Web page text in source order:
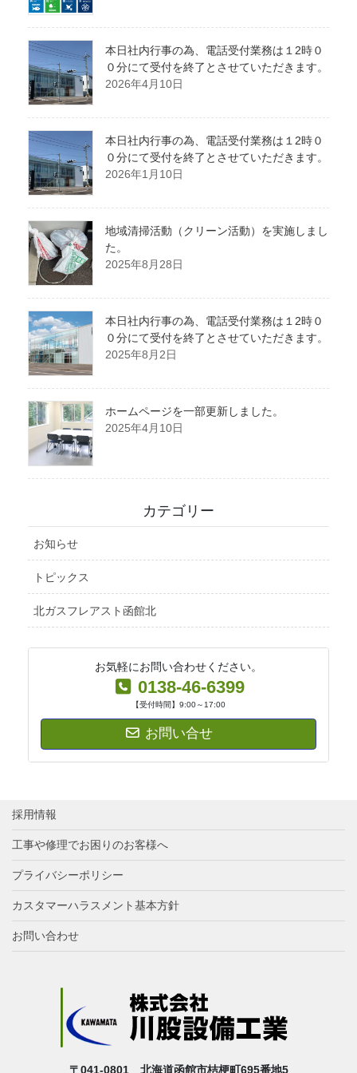
本日社内行事の為、電話受付業務は１2時０
０分にて受付を終了とさせていただきます。
2026年4月10日
本日社内行事の為、電話受付業務は１2時０
０分にて受付を終了とさせていただきます。
2026年1月10日
地域清掃活動（クリーン活動）を実施しまし
た。
2025年8月28日
本日社内行事の為、電話受付業務は１2時０
０分にて受付を終了とさせていただきます。
2025年8月2日
ホームページを一部更新しました。
2025年4月10日
カテゴリー
お知らせ
トピックス
北ガスフレアスト函館北
お気軽にお問い合わせください。
0138-46-6399
【受付時間】9:00～17:00
お問い合せ
採用情報
工事や修理でお困りのお客様へ
プライバシーポリシー
カスタマーハラスメント基本方針
お問い合わせ
〒041-0801 北海道函館市桔梗町695番地5